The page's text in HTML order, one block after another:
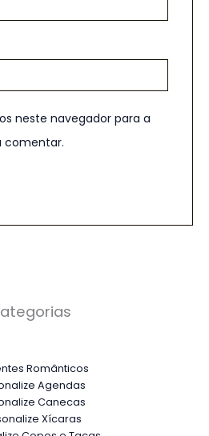
neste navegador para a
comentar.
Românticos
Agendas
Canecas
Xícaras